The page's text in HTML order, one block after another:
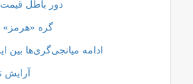
دور باطل
گره «هرمز»
ادامه میانجی‌گری‌ها بین
آرایش